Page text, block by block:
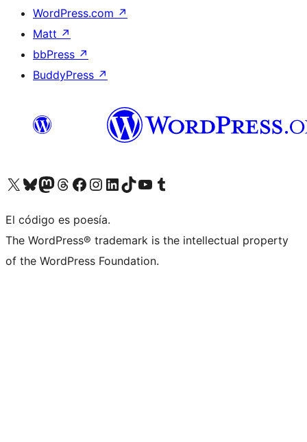
WordPress.com ↗
Matt ↗
bbPress ↗
BuddyPress ↗
Visit our X (formerly Twitter) account
Visit our Bluesky account
Visit our Mastodon account
Visit our Threads account
Visita nuestra página de Facebook
Visita nuestra cuenta de Instagram
Visita nuestra cuenta de LinkedIn
Visit our TikTok account
Visita nuestro canal de YouTube
Visit our Tumblr account
El código es poesía.
The WordPress® trademark is the intellectual property
of the WordPress Foundation.